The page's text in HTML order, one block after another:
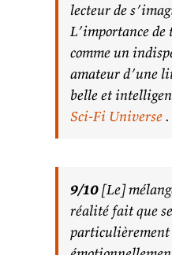
lecteur de
L’importance
comme un
amateur d’une
belle et
Sci-Fi Universe.
9/10[Le]
réalité fait que
particulièrement